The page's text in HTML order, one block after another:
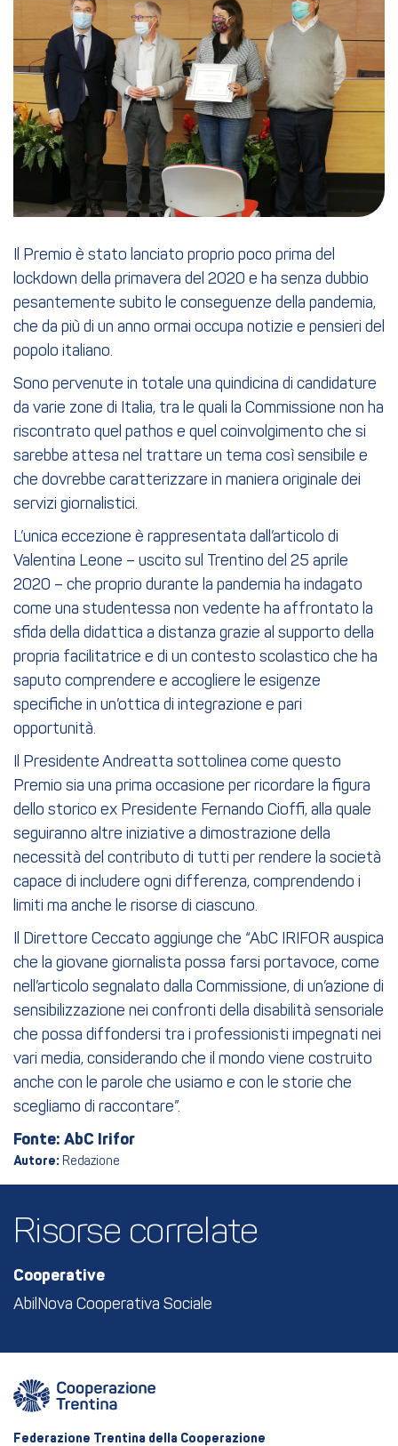
Il Premio è stato lanciato proprio poco prima del
lockdown della primavera del 2020 e ha senza dubbio
pesantemente subito le conseguenze della pandemia,
che da più di un anno ormai occupa notizie e pensieri del
popolo italiano.
Sono pervenute in totale una quindicina di candidature
da varie zone di Italia, tra le quali la Commissione non ha
riscontrato quel pathos e quel coinvolgimento che si
sarebbe attesa nel trattare un tema così sensibile e
che dovrebbe caratterizzare in maniera originale dei
servizi giornalistici.
L’unica eccezione è rappresentata dall’articolo di
Valentina Leone – uscito sul Trentino del 25 aprile
2020 – che proprio durante la pandemia ha indagato
come una studentessa non vedente ha affrontato la
sfida della didattica a distanza grazie al supporto della
propria facilitatrice e di un contesto scolastico che ha
saputo comprendere e accogliere le esigenze
specifiche in un’ottica di integrazione e pari
opportunità.
Il Presidente Andreatta sottolinea come questo
Premio sia una prima occasione per ricordare la figura
dello storico ex Presidente Fernando Cioffi, alla quale
seguiranno altre iniziative a dimostrazione della
necessità del contributo di tutti per rendere la società
capace di includere ogni differenza, comprendendo i
limiti ma anche le risorse di ciascuno.
Il Direttore Ceccato aggiunge che “AbC IRIFOR auspica
che la giovane giornalista possa farsi portavoce, come
nell’articolo segnalato dalla Commissione, di un’azione di
sensibilizzazione nei confronti della disabilità sensoriale
che possa diffondersi tra i professionisti impegnati nei
vari media, considerando che il mondo viene costruito
anche con le parole che usiamo e con le storie che
scegliamo di raccontare”.
Fonte: AbC Irifor
Autore: Redazione
Risorse correlate
Cooperative
AbilNova Cooperativa Sociale
Federazione Trentina della Cooperazione